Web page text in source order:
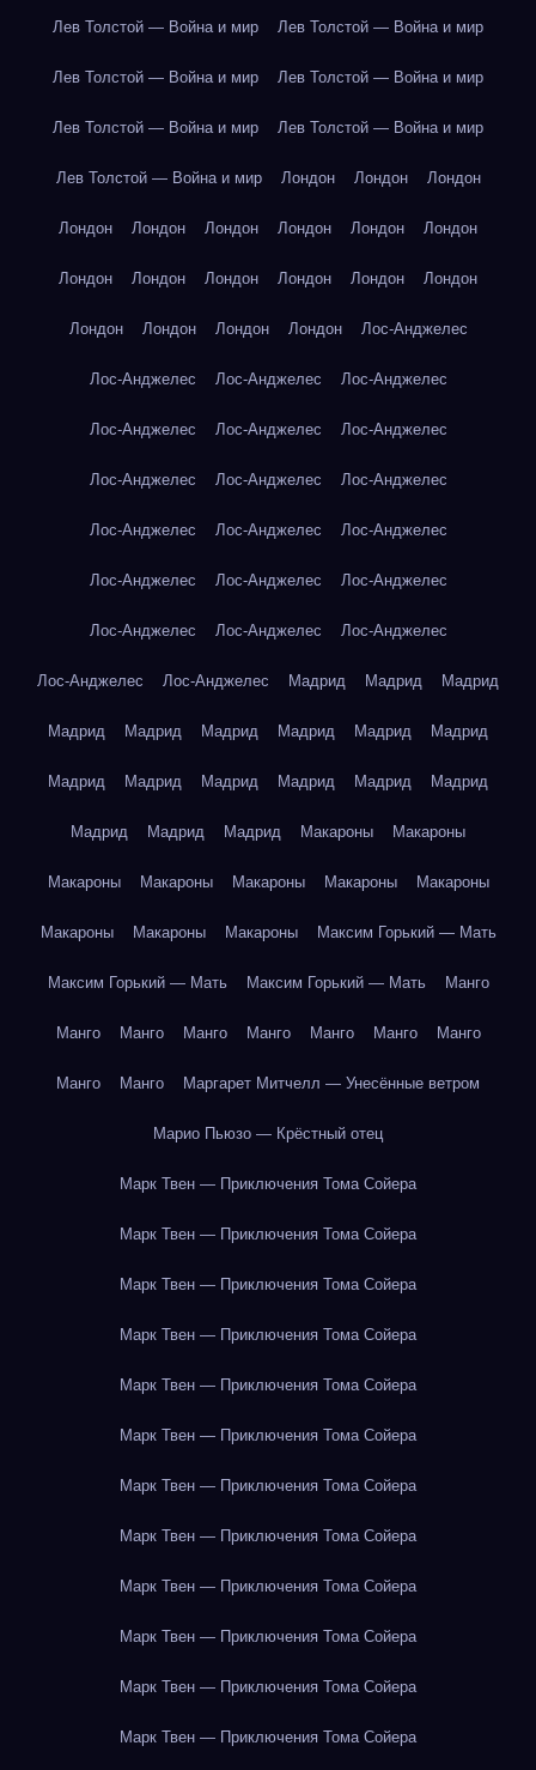
Лев Толстой — Война и мир Лев Толстой — Война и мир
Лев Толстой — Война и мир Лев Толстой — Война и мир
Лев Толстой — Война и мир Лев Толстой — Война и мир
Лев Толстой — Война и мир Лондон Лондон Лондон
Лондон Лондон Лондон Лондон Лондон Лондон
Лондон Лондон Лондон Лондон Лондон Лондон
Лондон Лондон Лондон Лондон Лос-Анджелес
Лос-Анджелес Лос-Анджелес Лос-Анджелес
Лос-Анджелес Лос-Анджелес Лос-Анджелес
Лос-Анджелес Лос-Анджелес Лос-Анджелес
Лос-Анджелес Лос-Анджелес Лос-Анджелес
Лос-Анджелес Лос-Анджелес Лос-Анджелес
Лос-Анджелес Лос-Анджелес Лос-Анджелес
Лос-Анджелес Лос-Анджелес Мадрид Мадрид Мадрид
Мадрид Мадрид Мадрид Мадрид Мадрид Мадрид
Мадрид Мадрид Мадрид Мадрид Мадрид Мадрид
Мадрид Мадрид Мадрид Макароны Макароны
Макароны Макароны Макароны Макароны Макароны
Макароны Макароны Макароны Максим Горький — Мать
Максим Горький — Мать Максим Горький — Мать Манго
Манго Манго Манго Манго Манго Манго Манго
Манго Манго Маргарет Митчелл — Унесённые ветром
Марио Пьюзо — Крёстный отец
Марк Твен — Приключения Тома Сойера
Марк Твен — Приключения Тома Сойера
Марк Твен — Приключения Тома Сойера
Марк Твен — Приключения Тома Сойера
Марк Твен — Приключения Тома Сойера
Марк Твен — Приключения Тома Сойера
Марк Твен — Приключения Тома Сойера
Марк Твен — Приключения Тома Сойера
Марк Твен — Приключения Тома Сойера
Марк Твен — Приключения Тома Сойера
Марк Твен — Приключения Тома Сойера
Марк Твен — Приключения Тома Сойера